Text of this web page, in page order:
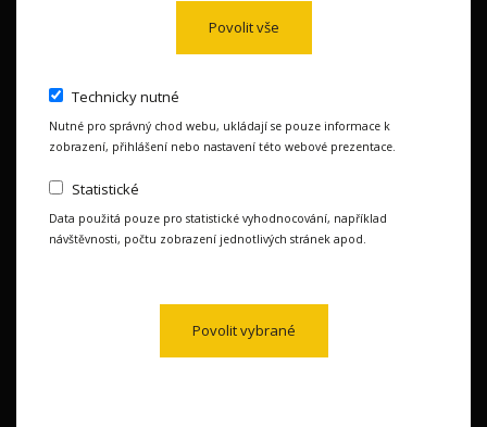
Obchod provozuje:
Potřebujete pomoc?
+420603511879
U nás můžete platit
Povolit vše
Technicky nutné
Nutné pro správný chod webu, ukládají se pouze informace k
zobrazení, přihlášení nebo nastavení této webové prezentace.
Statistické
Data použitá pouze pro statistické vyhodnocování, například
návštěvnosti, počtu zobrazení jednotlivých stránek apod.
Povolit vybrané